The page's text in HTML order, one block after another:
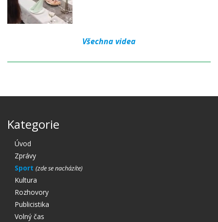
Všechna videa
Kategorie
Úvod
Zprávy
Sport
Kultura
Rozhovory
Publicistika
Volný čas